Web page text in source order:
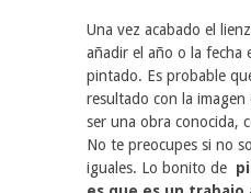
Una vez acabado el
añadir el año o la fecha
pintado. Es probable
resultado con la imagen
ser una obra conocida,
No te preocupes si no
iguales. Lo bonito de